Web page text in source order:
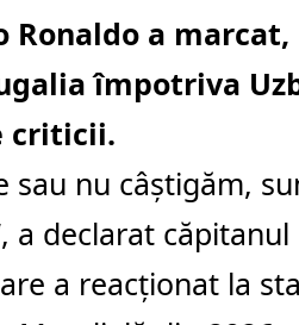
Ronaldo a
împotriva
criticii.
sau nu câştigăm,
a declarat
a reacţionat la